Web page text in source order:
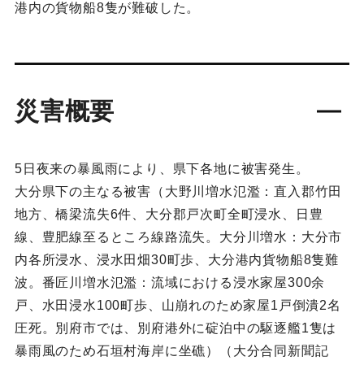
港内の貨物船8隻が難破した。
災害概要
5日夜来の暴風雨により、県下各地に被害発生。
大分県下の主なる被害（大野川増水氾濫：直入郡竹田
地方、橋梁流失6件、大分郡戸次町全町浸水、日豊
線、豊肥線至るところ線路流失。大分川増水：大分市
内各所浸水、浸水田畑30町歩、大分港内貨物船8隻難
波。番匠川増水氾濫：流域における浸水家屋300余
戸、水田浸水100町歩、山崩れのため家屋1戸倒潰2名
圧死。別府市では、別府港外に碇泊中の駆逐艦1隻は
暴雨風のため石垣村海岸に坐礁）（大分合同新聞記